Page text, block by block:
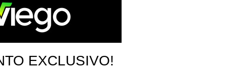
EXCLUSIVO!